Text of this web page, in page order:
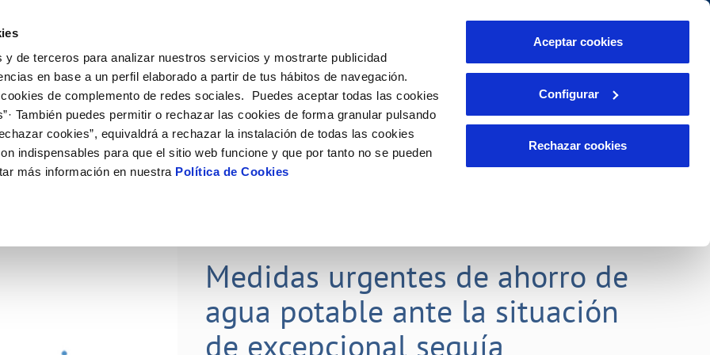
y de terceros para analizar nuestros servicios y mostrarte publicidad
en base a un perfil elaborado a partir de tus hábitos de navegación.
de complemento de redes sociales. Puedes aceptar todas las cookies
También puedes permitir o rechazar las cookies de forma granular pulsando
cookies”, equivaldrá a rechazar la instalación de todas las cookies
indispensables para que el sitio web funcione y que por tanto no se pueden
más información en nuestra Política de Cookies
Aceptar cookies
Configurar
Rechazar cookies
de titular
de suministro
MODIFICACIÓN DE DATOS
Actualizar datos bancarios
Actualizar datos de domicilio
INCIDENCIAS
Comunica anomalías o posibles
VER TODAS LAS GESTIONES
Tu Servicio
AL CLIENTE
contacto
de fuga interior
COMPROMISO DE SERVICIO
Carta de compromisos
Customer Counsel (Defensa del cliente)
Tu Agua
del agua
CUIDADOS DEL AGUA
Consejos de ahorro
Conócenos
DE GESTIÓN Y CERTIFICADOS
PERFIL DEL CONTRATANTE
Plataforma de contratación del sector
público
PORTAL DE TRANSPARENCIA
Nuestros compromisos
Medidas urgentes de ahorro de
agua potable ante la situación
de excepcional sequía